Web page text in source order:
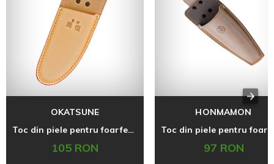
OKATSUNE
Toc din piele pentru foarfecele Okatsune 103 si 104
105 RON
HONMAMON
97 RON